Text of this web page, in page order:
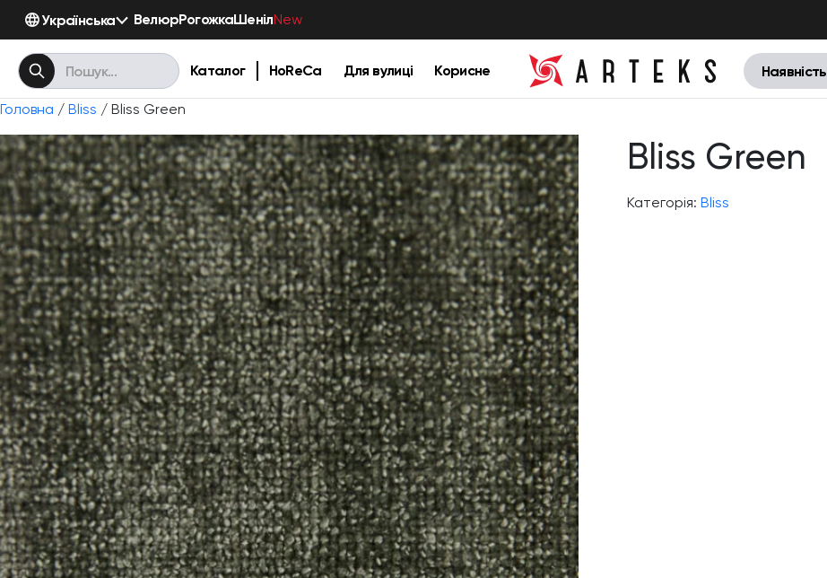
Українська ВелюрРогожкаШенілNew
Каталог HoReCa Для вулиці Корисне Наявність
Головна / Bliss / Bliss Green
Bliss Green
Категорія: Bliss